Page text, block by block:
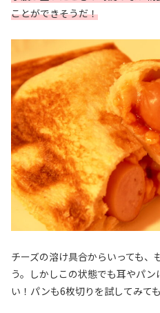
ことができそうだ！
チーズの溶け具合からいっても、
う。しかしこの状態でも耳やパ
い！パンも6枚切りを試してみて